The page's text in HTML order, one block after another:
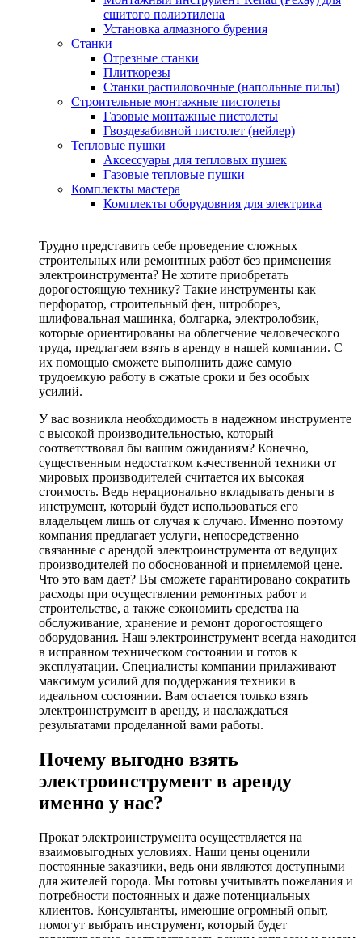
сшитого полиэтилена
Установка алмазного бурения
Станки
Отрезные станки
Плиткорезы
Станки распиловочные (напольные пилы)
Строительные монтажные пистолеты
Газовые монтажные пистолеты
Гвоздезабивной пистолет (нейлер)
Тепловые пушки
Аксессуары для тепловых пушек
Газовые тепловые пушки
Комплекты мастера
Комплекты оборудовния для электрика
Трудно представить себе проведение сложных
строительных или ремонтных работ без применения
электроинструмента? Не хотите приобретать
дорогостоящую технику? Такие инструменты как
перфоратор, строительный фен, штроборез,
шлифовальная машинка, болгарка, электролобзик,
которые ориентированы на облегчение человеческого
труда, предлагаем взять в аренду в нашей компании. С
их помощью сможете выполнить даже самую
трудоемкую работу в сжатые сроки и без особых
усилий.
У вас возникла необходимость в надежном инструменте
с высокой производительностью, который
соответствовал бы вашим ожиданиям? Конечно,
существенным недостатком качественной техники от
мировых производителей считается их высокая
стоимость. Ведь нерационально вкладывать деньги в
инструмент, который будет использоваться его
владельцем лишь от случая к случаю. Именно поэтому
компания предлагает услуги, непосредственно
связанные с арендой электроинструмента от ведущих
производителей по обоснованной и приемлемой цене.
Что это вам дает? Вы сможете гарантировано сократить
расходы при осуществлении ремонтных работ и
строительстве, а также сэкономить средства на
обслуживание, хранение и ремонт дорогостоящего
оборудования. Наш электроинструмент всегда находится
в исправном техническом состоянии и готов к
эксплуатации. Специалисты компании прилаживают
максимум усилий для поддержания техники в
идеальном состоянии. Вам остается только взять
электроинструмент в аренду, и наслаждаться
результатами проделанной вами работы.
Почему выгодно взять
электроинструмент в аренду
именно у нас?
Прокат электроинструмента осуществляется на
взаимовыгодных условиях. Наши цены оценили
постоянные заказчики, ведь они являются доступными
для жителей города. Мы готовы учитывать пожелания и
потребности постоянных и даже потенциальных
клиентов. Консультанты, имеющие огромный опыт,
помогут выбрать инструмент, который будет